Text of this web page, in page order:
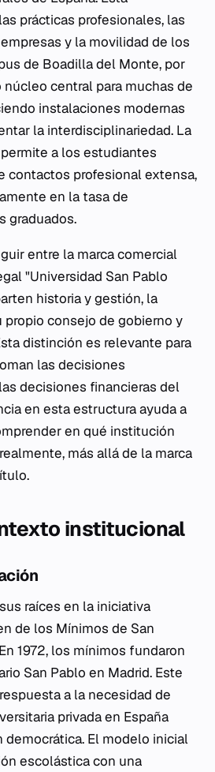
prácticas profesionales, las
y la movilidad de los
de Boadilla del Monte, por
central para muchas de
instalaciones modernas
la interdisciplinariedad. La
a los estudiantes
contactos profesional extensa,
en la tasa de
graduados.
entre la marca comercial
"Universidad San Pablo
historia y gestión, la
consejo de gobierno y
distinción es relevante para
las decisiones
decisiones financieras del
en esta estructura ayuda a
en qué institución
más allá de la marca
institucional
raíces en la iniciativa
de los Mínimos de San
1972, los mínimos fundaron
San Pablo en Madrid. Este
a la necesidad de
privada en España
democrática. El modelo inicial
escolástica con una